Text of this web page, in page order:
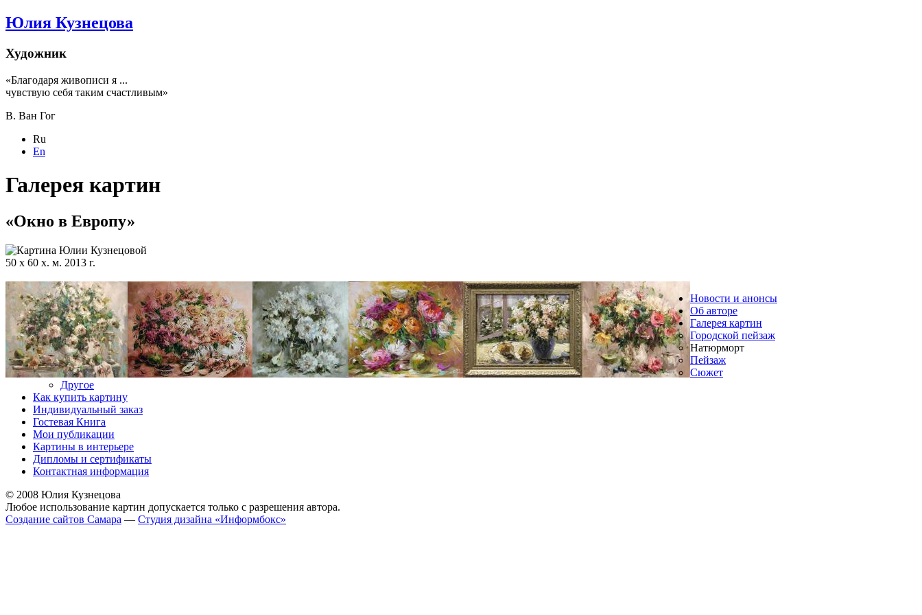
Юлия Кузнецова
Художник
«Благодаря живописи я ...
чувствую себя таким счастливым»
В. Ван Гог
Ru
En
Галерея картин
«Окно в Европу»
50 х 60 х. м. 2013 г.
Новости и анонсы
Об авторе
Галерея картин
Городской пейзаж
Натюрморт
Пейзаж
Сюжет
Другое
Как купить картину
Индивидуальный заказ
Гостевая Книга
Мои публикации
Картины в интерьере
Дипломы и сертификаты
Контактная информация
© 2008 Юлия Кузнецова
Любое использование картин допускается только с разрешения автора.
Cоздание сайтов Самара — Студия дизайна «Информбокс»